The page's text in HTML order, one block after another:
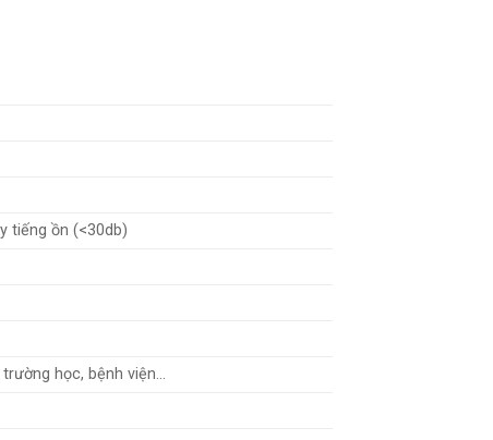
tiếng ồn (<30db)
học, bệnh viện…